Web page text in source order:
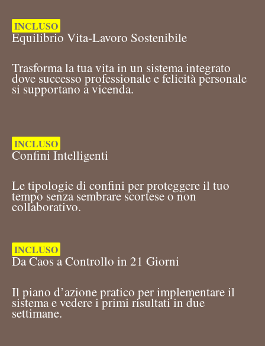
INCLUSO
Equilibrio Vita-Lavoro Sostenibile
Trasforma la tua vita in un sistema integrato
dove successo professionale e felicità personale
si supportano a vicenda.
INCLUSO
Confini Intelligenti
Le tipologie di confini per proteggere il tuo
tempo senza sembrare scortese o non
collaborativo.
INCLUSO
Da Caos a Controllo in 21 Giorni
Il piano d’azione pratico per implementare il
sistema e vedere i primi risultati in due
settimane.